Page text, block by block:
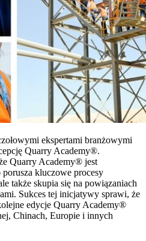
ekspertami branżowymi
Quarry Academy®.
Quarry Academy® jest
kluczowe procesy
także skupia się na powiązaniach
Sukces tej inicjatywy sprawi, że
edycje Quarry Academy®
Chinach, Europie i innych